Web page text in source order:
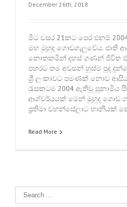
December 26th, 2018
මීට වසර 21කට පෙර එනම් 2004
මහ මුහුද ගොඩගැලුවේය. ජාති
නොතකමින් දහස් ගණන් ජිවිත ඒ
පහරට තම අවසන් හුස්ම පුද
ශ්‍රී ලංකාවට පමණක් නොව
රැසකටම 2004 ඇතිවූ සුනාමිය
ආශ්චර්යයක් මෙන් මුහුද ගොඩ
ප්‍රතිමා වහන්සේලාට හානියක්
Read More